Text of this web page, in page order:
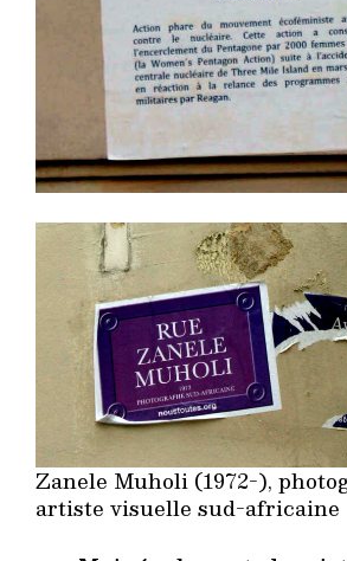
Zanele Muholi (1972-),
artiste visuelle sud-africaine